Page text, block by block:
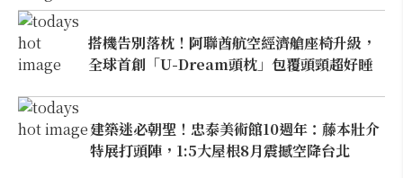
搭機告別落枕！阿聯酋航空經濟艙座椅升級，
全球首創「U-Dream頭枕」包覆頭頸超好睡
建築迷必朝聖！忠泰美術館10週年：藤本壯介
特展打頭陣，1:5大屋根8月震撼空降台北